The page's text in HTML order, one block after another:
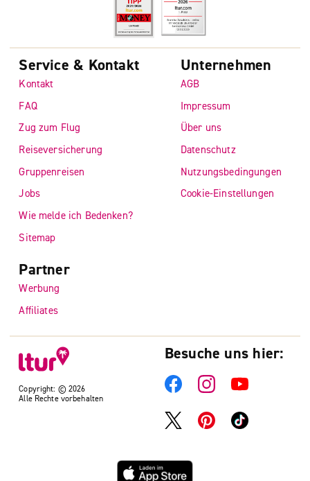
Copyright: © 2026
Alle Rechte vorbehalten
Service & Kontakt
Kontakt
FAQ
Zug zum Flug
Reiseversicherung
Gruppenreisen
Jobs
Wie melde ich Bedenken?
Sitemap
Unternehmen
AGB
Impressum
Über uns
Datenschutz
Nutzungsbedingungen
Cookie-Einstellungen
Partner
Werbung
Affiliates
Besuche uns hier: